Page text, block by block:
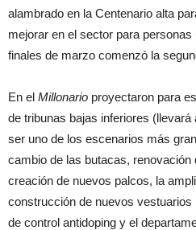
alambrado en la Centenario alta
mejorar en el sector para
finales de marzo comenzó la
En el Millonario proyectaron para
de tribunas bajas inferiores (llevará
ser uno de los escenarios más
cambio de las butacas, renovación
creación de nuevos palcos, la
construcción de nuevos
de control antidoping y el